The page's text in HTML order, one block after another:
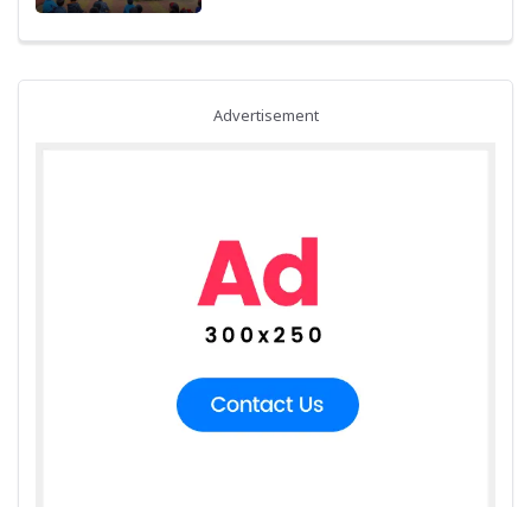
Advertisement